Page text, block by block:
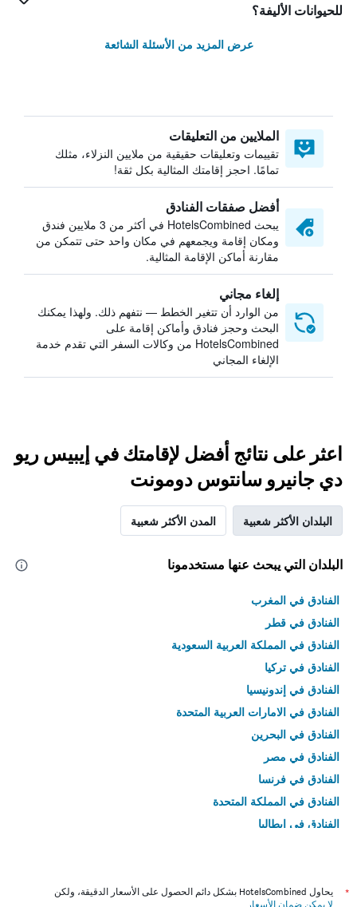
للحيوانات الأليفة؟
عرض المزيد من الأسئلة الشائعة
الملايين من التعليقات
تقييمات وتعليقات حقيقية من ملايين النزلاء، مثلك
تمامًا. احجز إقامتك المثالية بكل ثقة!
أفضل صفقات الفنادق
يبحث HotelsCombined في أكثر من 3 ملايين فندق
ومكان إقامة ويجمعهم في مكان واحد حتى تتمكن من
مقارنة أماكن الإقامة المثالية.
إلغاء مجاني
من الوارد أن تتغير الخطط — نتفهم ذلك. ولهذا يمكنك
البحث وحجز فنادق وأماكن إقامة على
HotelsCombined من وكالات السفر التي تقدم خدمة
الإلغاء المجاني
اعثر على نتائج أفضل لإقامتك في إيبيس ريو
دي جانيرو سانتوس دومونت
البلدان الأكثر شعبية المدن الأكثر شعبية
البلدان التي يبحث عنها مستخدمونا
الفنادق في المغرب
الفنادق في قطر
الفنادق في المملكة العربية السعودية
الفنادق في تركيا
الفنادق في إندونيسيا
الفنادق في الامارات العربية المتحدة
الفنادق في البحرين
الفنادق في مصر
الفنادق في فرنسا
الفنادق في المملكة المتحدة
الفنادق في إيطاليا
*
يحاول HotelsCombined بشكل دائم الحصول على الأسعار الدقيقة، ولكن
لا يمكن ضمان الأسعار